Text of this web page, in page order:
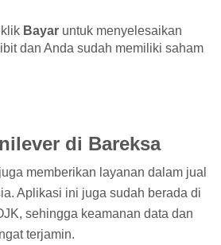
Bayar untuk menyelesaikan
dan Anda sudah memiliki saham
di Bareksa
memberikan layanan dalam jual
Aplikasi ini juga sudah berada di
sehingga keamanan data dan
terjamin.